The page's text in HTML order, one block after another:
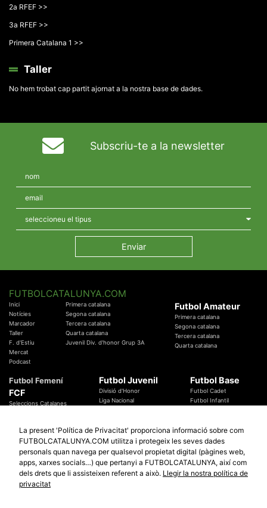
2a RFEF >>
3a RFEF >>
Primera Catalana 1 >>
Taller
No hem trobat cap partit ajornat a la nostra base de dades.
Subscriu-te a la newsletter
FUTBOLCATALUNYA.COM
Inici
Notícies
Marcador
Taller
F. d'Estiu
Mercat
Podcast
Primera catalana
Segona catalana
Tercera catalana
Quarta catalana
Juvenil Div. d'honor Grup 3A
Futbol Amateur
Primera catalana
Segona catalana
Tercera catalana
Quarta catalana
Futbol Femení
FCF
Seleccions Catalanes
Temes Federatius
Futbol Juvenil
Divisió d'Honor
Liga Nacional
Futbol Base
Futbol Cadet
Futbol Infantil
Futbol Catalunya
Promocions
Sortejos
Participació
Especials
Copa Catalunya Absoluta 2019
Copa del Rei 2019 - 2020
La present 'Política de Privacitat' proporciona informació sobre com
FUTBOLCATALUNYA.COM utilitza i protegeix les seves dades
personals quan navega per qualsevol propietat digital (pàgines web,
apps, xarxes socials…) que pertanyi a FUTBOLCATALUNYA, així com
dels drets que li assisteixen referent a això. Llegir la nostra política de
privacitat